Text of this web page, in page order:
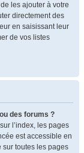
les ajouter à votre
directement des
en saisissant leur
de vos listes
des forums ?
l’index, les pages
est accessible en
toutes les pages